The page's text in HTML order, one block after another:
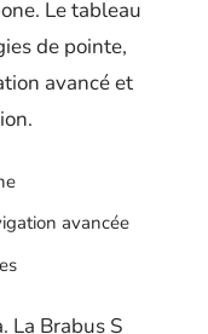
Le tableau
de pointe,
avancé et
avancée
La Brabus S